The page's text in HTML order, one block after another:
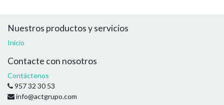
Nuestros productos y servicios
Inicio
Contacte con nosotros
Contáctenos
957 32 30 53
info@actgrupo.com